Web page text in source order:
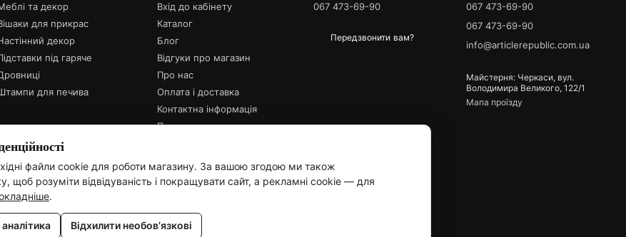
та декор
для прикрас
декор
під гаряче
для печива
Вхід до кабінету
Каталог
Блог
Відгуки про магазин
Про нас
Оплата і доставка
Контактна інформація
Подарунки
067 473-69-90
Передзвонити вам?
067 473-69-90
067 473-69-90
info@articlerepublic.com.ua
Майстерня: Черкаси, вул.
Володимира Великого, 122/1
Мапа проїзду
файли cookie для роботи магазину. За вашою згодою ми також
щоб розуміти відвідуваність і покращувати сайт, а рекламні cookie — для
.
Відхилити необов’язкові